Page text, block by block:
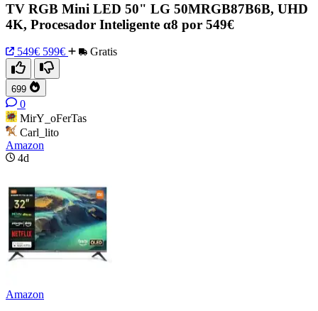
TV RGB Mini LED 50" LG 50MRGB87B6B, UHD
4K, Procesador Inteligente α8 por 549€
549€ 599€ Gratis
699
0
MirY_oFerTas
Carl_lito
Amazon
4d
Amazon